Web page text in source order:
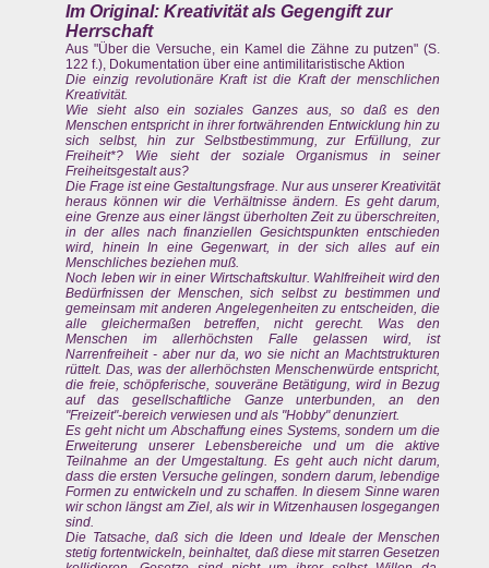
Im Original: Kreativität als Gegengift zur
Herrschaft
Aus "Über die Versuche, ein Kamel die Zähne zu putzen" (S.
122 f.), Dokumentation über eine antimilitaristische Aktion
Die einzig revolutionäre Kraft ist die Kraft der menschlichen
Kreativität.
Wie sieht also ein soziales Ganzes aus, so daß es den
Menschen entspricht in ihrer fortwährenden Entwicklung hin zu
sich selbst, hin zur Selbstbestimmung, zur Erfüllung, zur
Freiheit*? Wie sieht der soziale Organismus in seiner
Freiheitsgestalt aus?
Die Frage ist eine Gestaltungsfrage. Nur aus unserer Kreativität
heraus können wir die Verhältnisse ändern. Es geht darum,
eine Grenze aus einer längst überholten Zeit zu überschreiten,
in der alles nach finanziellen Gesichtspunkten entschieden
wird, hinein In eine Gegenwart, in der sich alles auf ein
Menschliches beziehen muß.
Noch leben wir in einer WirtschaftskuItur. Wahlfreiheit wird den
Bedürfnissen der Menschen, sich selbst zu bestimmen und
gemeinsam mit anderen Angelegenheiten zu entscheiden, die
alle gleichermaßen betreffen, nicht gerecht. Was den
Menschen im allerhöchsten Falle gelassen wird, ist
Narrenfreiheit - aber nur da, wo sie nicht an Machtstrukturen
rüttelt. Das, was der allerhöchsten Menschenwürde entspricht,
die freie, schöpferische, souveräne Betätigung, wird in Bezug
auf das gesellschaftliche Ganze unterbunden, an den
"Freizeit"-bereich verwiesen und als "Hobby" denunziert.
Es geht nicht um Abschaffung eines Systems, sondern um die
Erweiterung unserer Lebensbereiche und um die aktive
Teilnahme an der Umgestaltung. Es geht auch nicht darum,
dass die ersten Versuche gelingen, sondern darum, lebendige
Formen zu entwickeln und zu schaffen. In diesem Sinne waren
wir schon längst am Ziel, als wir in Witzenhausen losgegangen
sind.
Die Tatsache, daß sich die Ideen und Ideale der Menschen
stetig fortentwickeln, beinhaltet, daß diese mit starren Gesetzen